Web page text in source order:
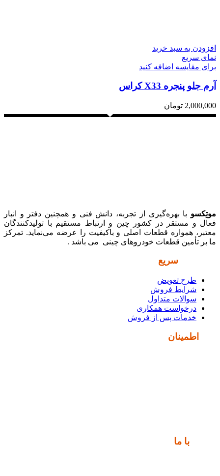
افزودن به سبد خرید
نمای سریع
برای مقایسه اضافه کنید
آرم جلو پنجره X33 کراس
2,000,000 تومان
موتِکسو با بهره‌گیری از تجربه، دانش فنی و همچنین دفتر و انبار
فعال و مستقر در کشور چین و ارتباط مستقیم با تولیدکنندگان
معتبر، همواره قطعات اصلی و باکیفیت را عرضه می‌نماید. تمرکز
ما بر تأمین قطعات خودروهای چینی می باشد .
سریع
طرح تعویض
شرایط فروش
سوالات متداول
درخواست همکاری
خدمات پس از فروش
اطمینان
با ما